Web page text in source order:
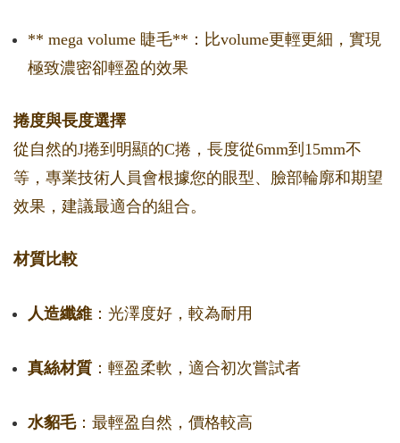
** mega volume 睫毛**：比volume更輕更細，實現
極致濃密卻輕盈的效果
捲度與長度選擇
從自然的J捲到明顯的C捲，長度從6mm到15mm不
等，專業技術人員會根據您的眼型、臉部輪廓和期望
效果，建議最適合的組合。
材質比較
人造纖維 ：光澤度好，較為耐用
真絲材質 ：輕盈柔軟，適合初次嘗試者
水貂毛：最輕盈自然，價格較高